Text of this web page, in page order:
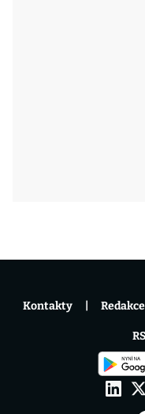
Kontakty Redakce